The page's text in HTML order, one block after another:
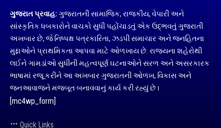
ગુજરાત પ્રવાહ: ગુજરાતની સામાજિક, રાજકીય, વેપારી અને
સાંસ્કૃતિક ધબકારોને વાચકો સુધી પહોંચાડતું એક ઉદ્ભવતું ગુજરાતી
અખબાર છે, જે નિષ્પક્ષ પત્રકારિતા, ઝડપી સમાચાર અને જનહિતના
મુદ્દાઓને પ્રાથમિકતા આપવા માટે ઓળખાય છે. રાજ્યના શહેરોથી
લઈને ગામડાંઓ સુધીની મહત્વપૂર્ણ ઘટનાઓને સરળ અને અસરકારક
ભાષામાં રજૂ કરીને આ અખબાર ગુજરાતની ઓળખ, વિકાસ અને
જનઆવાજને મજબૂત બનાવવાનું કાર્ય કરી રહ્યું છે।
[mc4wp_form]
Quick Links